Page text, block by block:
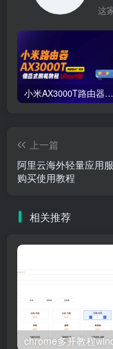
这
小米AX3000T路由器刷机教程傻瓜式uboot版支持v1v2+恢复原厂系统教程RD03 RD23
上一篇
阿里云海外轻量应用
购买使用教程
相关推荐